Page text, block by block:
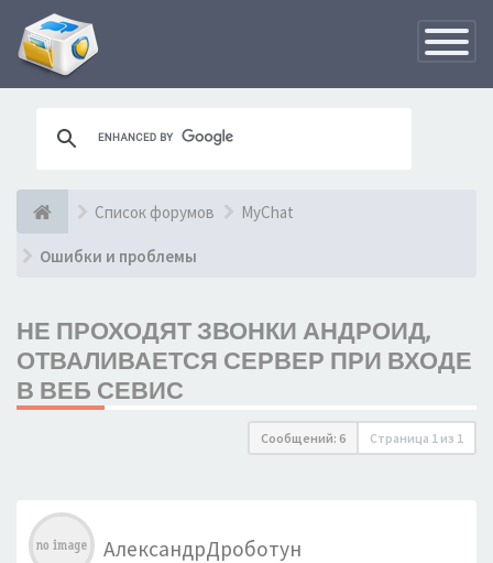
Список форумов MyChat
Ошибки и проблемы
НЕ ПРОХОДЯТ ЗВОНКИ АНДРОИД,
ОТВАЛИВАЕТСЯ СЕРВЕР ПРИ ВХОДЕ
В ВЕБ СЕВИС
Сообщений: 6 Страница 1 из 1
АлександрДроботун